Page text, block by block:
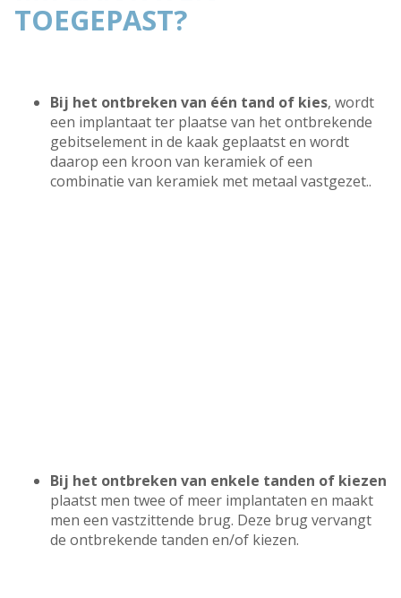
TOEGEPAST?
Bij het ontbreken van één tand of kies, wordt
een implantaat ter plaatse van het ontbrekende
gebitselement in de kaak geplaatst en wordt
daarop een kroon van keramiek of een
combinatie van keramiek met metaal vastgezet..
Bij het ontbreken van enkele tanden of kiezen
plaatst men twee of meer implantaten en maakt
men een vastzittende brug. Deze brug vervangt
de ontbrekende tanden en/of kiezen.